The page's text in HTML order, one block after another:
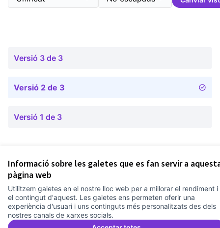
Informació sobre les galetes que es fan servir a
pàgina web
Utilitzem galetes en el nostre lloc web per a millorar el rendiment i
el contingut d'aquest. Les galetes ens permeten oferir una
experiència d'usuari i uns continguts més personalitzats des dels
nostres canals de xarxes socials.
Versió 3 de 3
Versió 2 de 3
Versió 1 de 3
Termes i condicions d'ús
Configuració de les galetes
Català
Triar la llenguaElegir el idiomaChoose language